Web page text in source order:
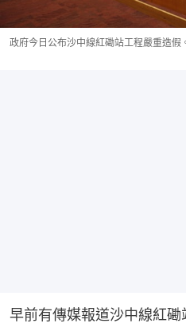
政府今日公布沙中線紅磡站工程嚴重造假
早前有傳媒報道沙中線紅